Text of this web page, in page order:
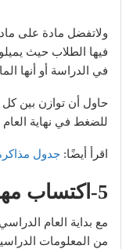
ولاتفضل مادة على
فيها الطلاب حيث
في الدراسة أو أنها
حاول أن توازن بين
للضغط في نهاية العام
اقرأ أيضًا: جدول
5-اكتساب مهارات جديدة
مع بداية العام
من المعلومات